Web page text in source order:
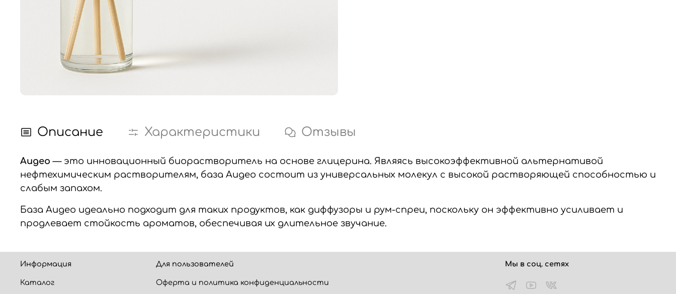
Описание Характеристики Отзывы
Augeo — это инновационный биорастворитель на основе глицерина. Являясь высокоэффективной альтернативой
нефтехимическим растворителям, база Augeo состоит из универсальных молекул с высокой растворяющей способностью и
слабым запахом.
База Augeo идеально подходит для таких продуктов, как диффузоры и рум-спреи, поскольку он эффективно усиливает и
продлевает стойкость ароматов, обеспечивая их длительное звучание.
Информация
Каталог
Для пользователей
Оферта и политика конфиденциальности
Мы в соц. сетях